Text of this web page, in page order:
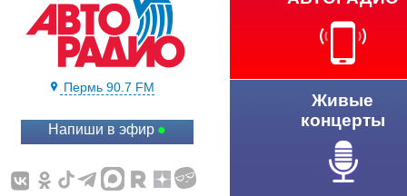
Пермь 90.7 FM
Напиши в эфир
Живые
концерты